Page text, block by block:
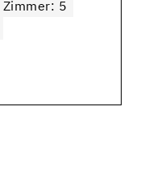
Zimmer: 5